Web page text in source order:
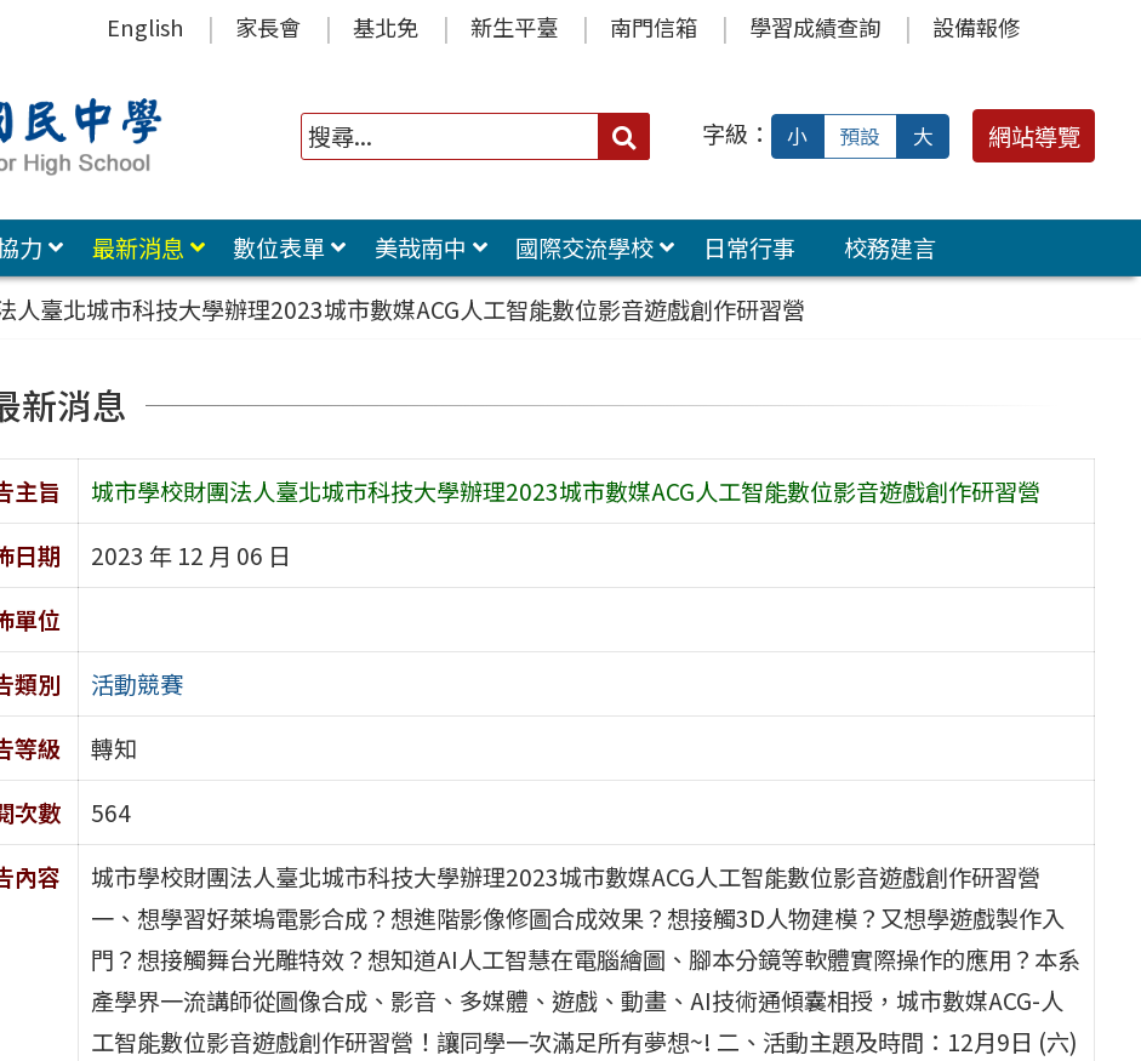
English 家長會 基北免 新生平臺 南門信箱 學習成績查詢 設備報修
搜
字級： 小 預設 大 網站導覽
力 最新消息 數位表單 美哉南中 國際交流學校 日常行事
校務建言
人臺北城市科技大學辦理2023城市數媒ACG人工智能數位影音遊戲創作研習營
新消息
主旨
城市學校財團法人臺北城市科技大學辦理2023城市數媒ACG人工智能數位影音遊戲創作研習營
日期
2023 年 12 月 06 日
單位
類別
活動競賽
等級
轉知
次數
564
內容
城市學校財團法人臺北城市科技大學辦理2023城市數媒ACG人工智能數位影音遊戲創作研習營
一、想學習好萊塢電影合成？想進階影像修圖合成效果？想接觸3D人物建模？又想學遊戲製作入
門？想接觸舞台光雕特效？想知道AI人工智慧在電腦繪圖、腳本分鏡等軟體實際操作的應用？本系
產學界一流講師從圖像合成、影音、多媒體、遊戲、動畫、AI技術通傾囊相授，城市數媒ACG-人
工智能數位影音遊戲創作研習營！讓同學一次滿足所有夢想~! 二、活動主題及時間：12月9日 (六)